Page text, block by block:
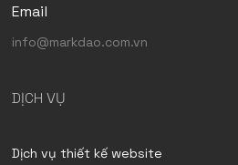
Email
info@markdao.com.vn
DỊCH VỤ
Dịch vụ thiết kế website